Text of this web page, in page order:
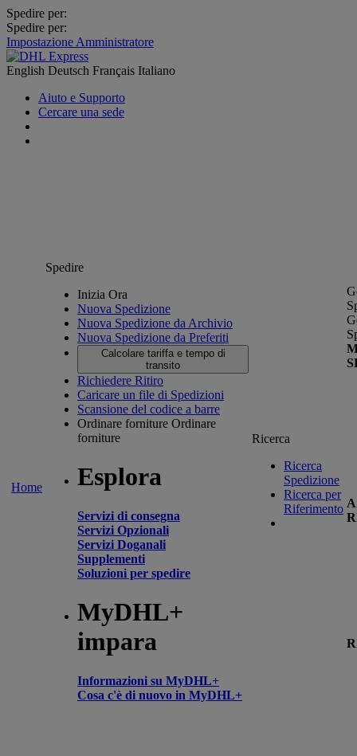
Spedire per:
Spedire per:
Impostazione Amministratore
English Deutsch Français Italiano
Aiuto e Supporto
Cercare una sede
Home
Spedire
Inizia Ora
Nuova Spedizione
Nuova Spedizione da Archivio
Nuova Spedizione da Preferiti
Calcolare tariffa e tempo di
transito
Richiedere Ritiro
Caricare un file di Spedizioni
Scansione del codice a barre
Ordinare forniture Ordinare
forniture
Esplora
Servizi di consegna
Servizi Opzionali
Servizi Doganali
Supplementi
Soluzioni per spedire
MyDHL+
impara
Informazioni su MyDHL+
Cosa c'è di nuovo in MyDHL+
Ricerca
Ricerca
Spedizione
Ricerca per
Riferimento